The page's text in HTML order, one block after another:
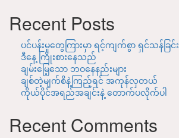
Recent Posts
ပင်ပန်းမှုတွေကြားမှာ ရင့်ကျက်စွာ ရှင်သန်ခြင်း
ဒီနေ့ ကြိုးစားနေသည်
ချမ်းမြေ့သော ဘဝနေနည်းများ
ချစ်တဲ့မျက်စိနဲ့ကြည့်ရင် အကုန်လှတယ်
ကိုယ်ပိုင်အရည်အချင်းနဲ့ တောက်ပလိုက်ပါ
Recent Comments